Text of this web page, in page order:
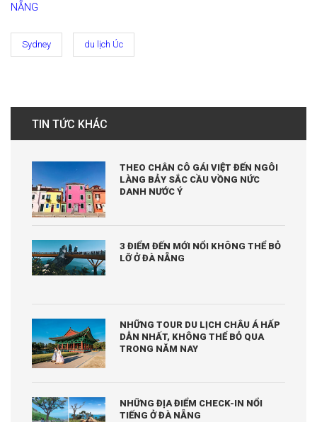
NẴNG
Sydney du lịch Úc
TIN TỨC KHÁC
THEO CHÂN CÔ GÁI VIỆT ĐẾN NGÔI
LÀNG BẢY SẮC CẦU VỒNG NỨC
DANH NƯỚC Ý
3 ĐIỂM ĐẾN MỚI NỔI KHÔNG THỂ BỎ
LỠ Ở ĐÀ NẴNG
NHỮNG TOUR DU LỊCH CHÂU Á HẤP
DẪN NHẤT, KHÔNG THỂ BỎ QUA
TRONG NĂM NAY
NHỮNG ĐỊA ĐIỂM CHECK-IN NỔI
TIẾNG Ở ĐÀ NẴNG